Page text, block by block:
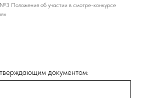
Положения об участии в смотре-конкурсе
документом: